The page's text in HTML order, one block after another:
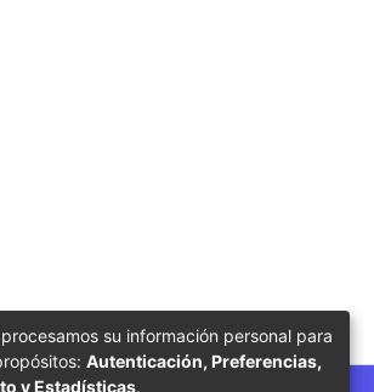
su información personal para
Autenticación, Preferencias,
y Estadísticas.